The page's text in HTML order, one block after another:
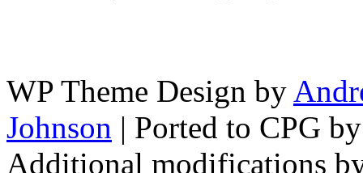
WP Theme Design by
Johnson | Ported to CPG
Additional modifications